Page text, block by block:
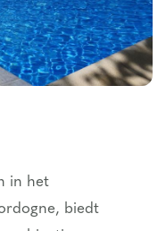
in het
biedt